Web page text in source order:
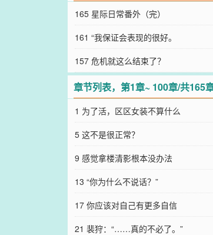
165 星际日常番外（完）
161 “我保证会表现的很好。
157 危机就这么结束了？
章节列表，第1章~ 100章/共165
1 为了活，区区女装不算什么
5 这不是很正常？
9 感觉拿楼清影根本没办法
13 “你为什么不说话？”
17 你应该对自己有更多自信
21 裴狩：“……真的不必了。”